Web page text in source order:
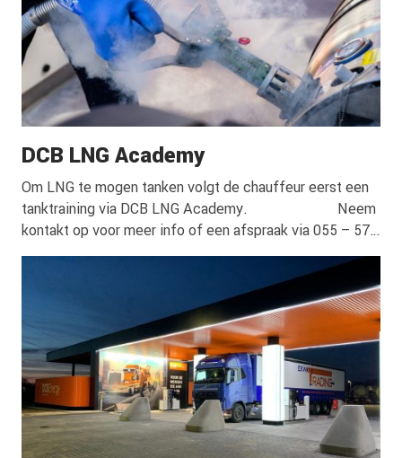
DCB LNG Academy
Om LNG te mogen tanken volgt de chauffeur eerst een
tanktraining via DCB LNG Academy. Neem
kontakt op voor meer info of een afspraak via 055 – 578
van de … <a href="https://dcbenergy.nl/dcb-lng-